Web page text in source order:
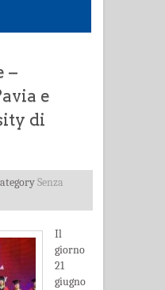
–
e
di
Senza
Il
giorno
21
giugno